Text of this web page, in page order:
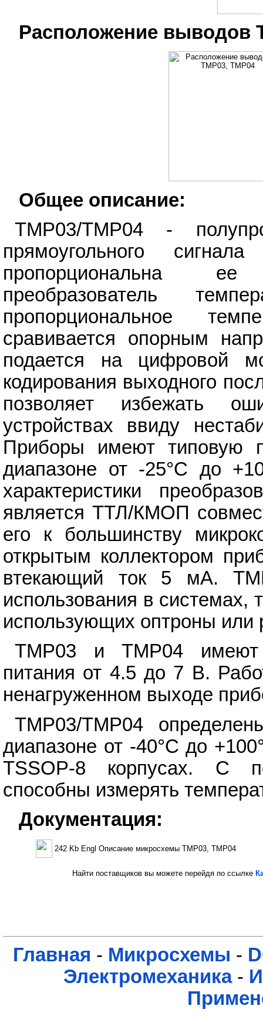
Расположение выводов
Общее описание:
TMP03/TMP04 -
прямоугольного
пропорциональна
преобразователь
пропорциональное
сравивается опорным
подается на цифровой
кодирования выходного
позволяет избежать
устройствах ввиду
Приборы имеют типовую
диапазоне от -25°C до
характеристики
является ТТЛ/КМОП
его к большинству
открытым коллектором
втекающий ток 5 мА.
использования в
использующих оптроны или
TMP03 и TMP04 имеют
питания от 4.5 до 7 В.
ненагруженном выходе
TMP03/TMP04
диапазоне от -40°C до
TSSOP-8 корпусах. С
способны измерять
Документация:
242 Kb Engl Описание микросхемы TMP03, TMP04
Найти поставщиков вы можете перейдя по ссылке
Главная - Микросхемы -
Электромеханика-